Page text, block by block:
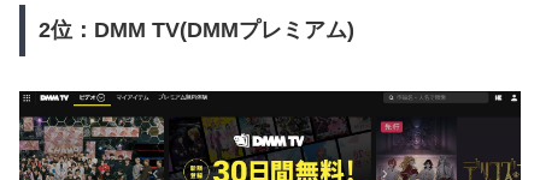
2位：DMM TV(DMMプレミアム)